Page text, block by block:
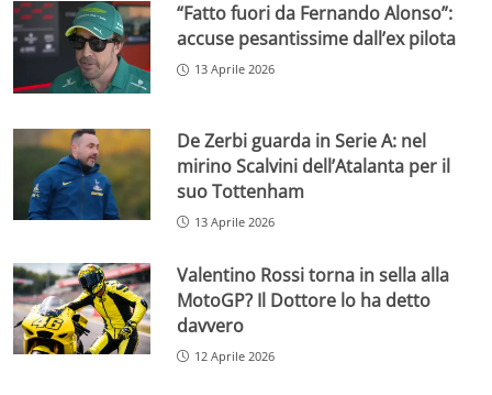
“Fatto fuori da Fernando Alonso”:
accuse pesantissime dall’ex pilota
13 Aprile 2026
De Zerbi guarda in Serie A: nel
mirino Scalvini dell’Atalanta per il
suo Tottenham
13 Aprile 2026
Valentino Rossi torna in sella alla
MotoGP? Il Dottore lo ha detto
davvero
12 Aprile 2026